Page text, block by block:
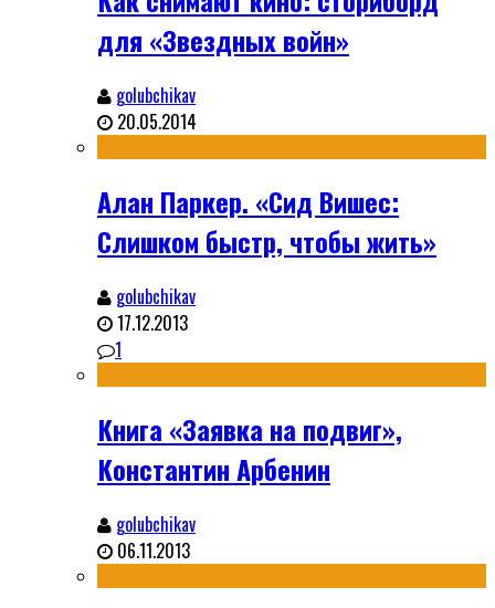
для «Звездных войн»
golubchikav
20.05.2014
Алан Паркер. «Сид Вишес:
Слишком быстр, чтобы жить»
golubchikav
17.12.2013
1
Книга «Заявка на подвиг»,
Константин Арбенин
golubchikav
06.11.2013